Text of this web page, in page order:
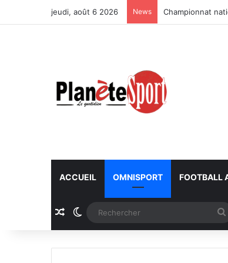
jeudi, août 6 2026 News Championnat
ACCUEIL OMNISPORT FOOTBALL
Article Aléatoire
Switch skin